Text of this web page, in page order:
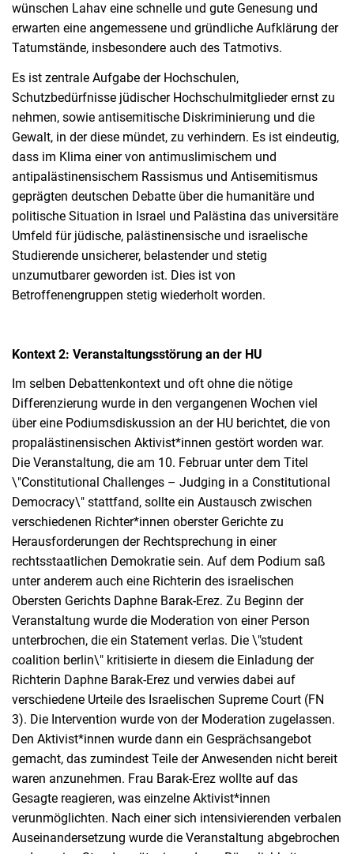
wünschen Lahav eine schnelle und gute Genesung und
erwarten eine angemessene und gründliche Aufklärung der
Tatumstände, insbesondere auch des Tatmotivs.
Es ist zentrale Aufgabe der Hochschulen,
Schutzbedürfnisse jüdischer Hochschulmitglieder ernst zu
nehmen, sowie antisemitische Diskriminierung und die
Gewalt, in der diese mündet, zu verhindern. Es ist eindeutig,
dass im Klima einer von antimuslimischem und
antipalästinensischem Rassismus und Antisemitismus
geprägten deutschen Debatte über die humanitäre und
politische Situation in Israel und Palästina das universitäre
Umfeld für jüdische, palästinensische und israelische
Studierende unsicherer, belastender und stetig
unzumutbarer geworden ist. Dies ist von
Betroffenengruppen stetig wiederholt worden.
Kontext 2: Veranstaltungsstörung an der HU
Im selben Debattenkontext und oft ohne die nötige
Differenzierung wurde in den vergangenen Wochen viel
über eine Podiumsdiskussion an der HU berichtet, die von
propalästinensischen Aktivist*innen gestört worden war.
Die Veranstaltung, die am 10. Februar unter dem Titel
\"Constitutional Challenges – Judging in a Constitutional
Democracy\" stattfand, sollte ein Austausch zwischen
verschiedenen Richter*innen oberster Gerichte zu
Herausforderungen der Rechtsprechung in einer
rechtsstaatlichen Demokratie sein. Auf dem Podium saß
unter anderem auch eine Richterin des israelischen
Obersten Gerichts Daphne Barak-Erez. Zu Beginn der
Veranstaltung wurde die Moderation von einer Person
unterbrochen, die ein Statement verlas. Die \"student
coalition berlin\" kritisierte in diesem die Einladung der
Richterin Daphne Barak-Erez und verwies dabei auf
verschiedene Urteile des Israelischen Supreme Court (FN
3). Die Intervention wurde von der Moderation zugelassen.
Den Aktivist*innen wurde dann ein Gesprächsangebot
gemacht, das zumindest Teile der Anwesenden nicht bereit
waren anzunehmen. Frau Barak-Erez wollte auf das
Gesagte reagieren, was einzelne Aktivist*innen
verunmöglichten. Nach einer sich intensivierenden verbalen
Auseinandersetzung wurde die Veranstaltung abgebrochen